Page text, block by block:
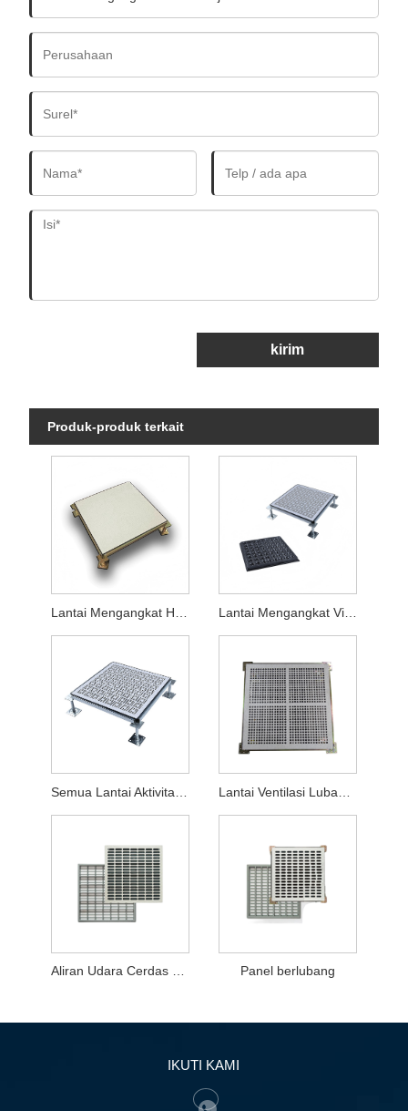
kirim
Produk-produk terkait
Lantai Mengangkat Vinyl Anti-statis
Aliran Udara Cerdas Mengangkat Lantai Panel berlubang
IKUTI KAMI